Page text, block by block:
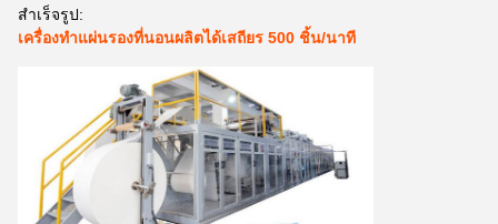
สำเร็จรูป:
เครื่องทำแผ่นรองที่นอนผลิตได้เสถียร 500 ชิ้น/นาที